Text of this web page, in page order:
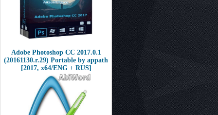
Adobe Photoshop CC 2017.0.1
(20161130.r.29) Portable by appath
[2017, x64/ENG + RUS]